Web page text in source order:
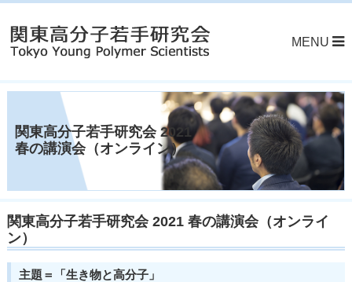
MENU
関東高分子若手研究会 2021
春の講演会（オンライン）
関東高分子若手研究会 2021 春の講演会（オンライ
ン）
主題＝「生き物と高分子」